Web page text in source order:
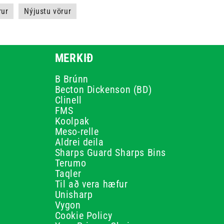
Nýjustu vörur
MERKIÐ
B Brúnn
Becton Dickenson (BD)
Clinell
FMS
Koolpak
Meso-relle
Aldrei deila
Sharps Guard Sharps Bins
Terumo
Taqler
Til að vera hæfur
Unisharp
Vygon
Cookie Policy